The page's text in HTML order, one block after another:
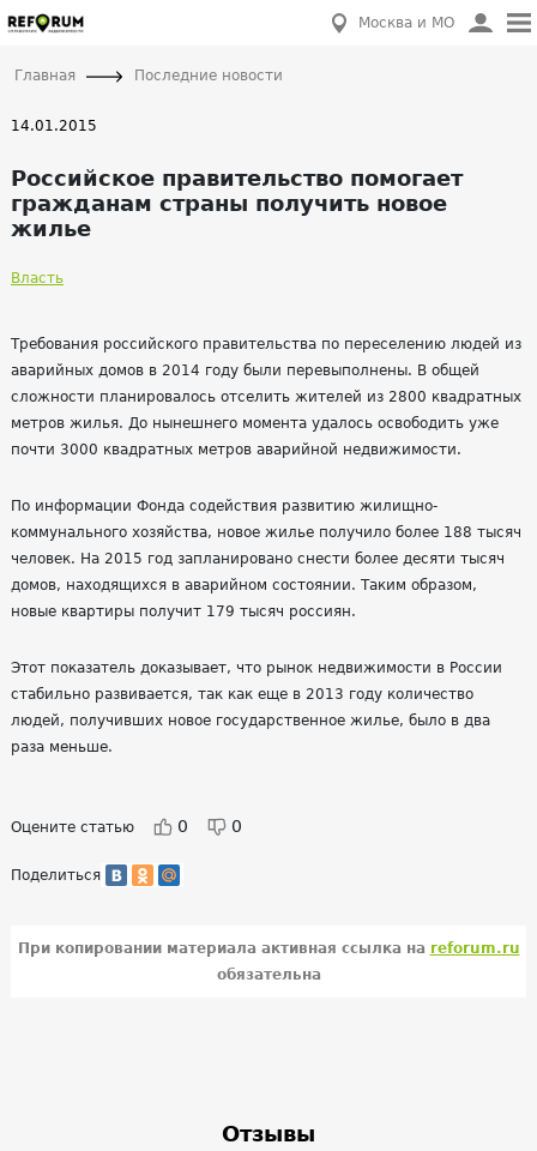
Москва и МО
Главная Последние новости
14.01.2015
Российское правительство помогает
гражданам страны получить новое
жилье
Власть
Требования российского правительства по переселению людей из
аварийных домов в 2014 году были перевыполнены. В общей
сложности планировалось отселить жителей из 2800 квадратных
метров жилья. До нынешнего момента удалось освободить уже
почти 3000 квадратных метров аварийной недвижимости.
По информации Фонда содействия развитию жилищно-
коммунального хозяйства, новое жилье получило более 188 тысяч
человек. На 2015 год запланировано снести более десяти тысяч
домов, находящихся в аварийном состоянии. Таким образом,
новые квартиры получит 179 тысяч россиян.
Этот показатель доказывает, что рынок недвижимости в России
стабильно развивается, так как еще в 2013 году количество
людей, получивших новое государственное жилье, было в два
раза меньше.
Оцените статью 0 0
Поделиться
При копировании материала активная ссылка на reforum.ru
обязательна
Отзывы